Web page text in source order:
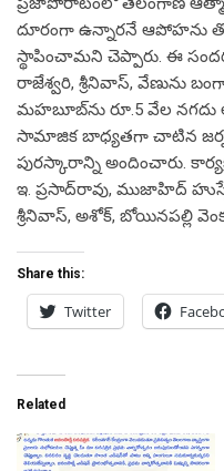
దూరంగా ఉన్నారనే ఆపోహను
స్థాపించామని చెప్పారు. ఈ
రాజేశ్వరి, శ్రీనివాస్‌, వేణును
మహబూబ్‌ను రూ.5 వేల నగదు
సామాజిక బాధ్యతగా చాటిన
పురస్కారాన్ని అందించారు.
ఇ. ప్రసాద్‌రావు, ముజాహిద్‌
శ్రీనివాస్‌, అశోక్‌, బోయినపల్లి
Share this:
Twitter
Related